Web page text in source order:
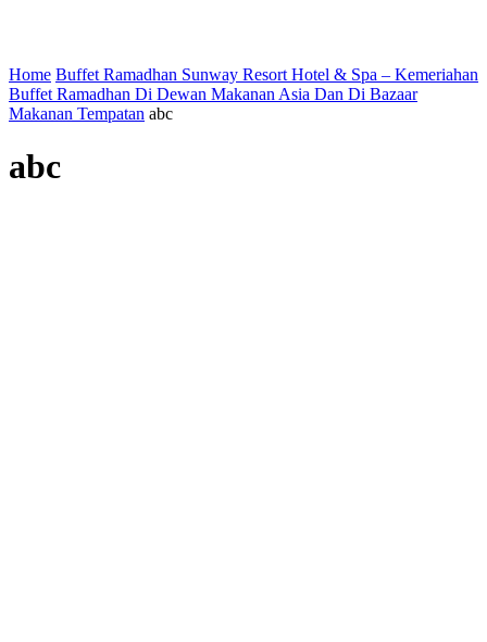
Home Buffet Ramadhan Sunway Resort Hotel & Spa – Kemeriahan
Buffet Ramadhan Di Dewan Makanan Asia Dan Di Bazaar
Makanan Tempatan abc
abc